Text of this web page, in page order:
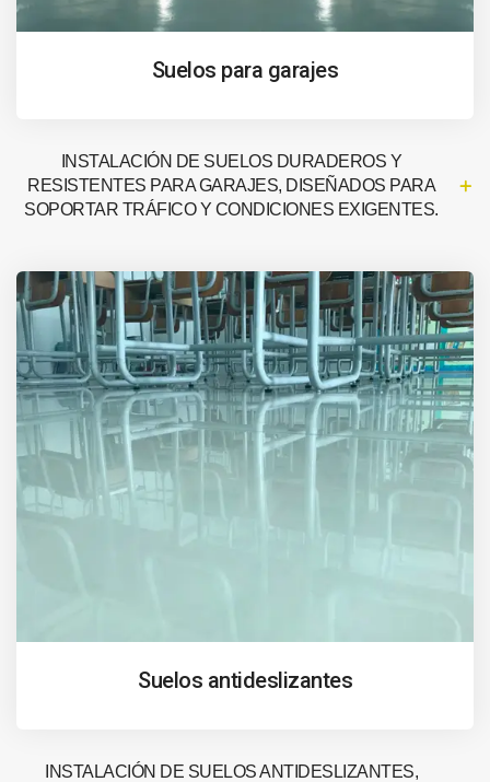
Suelos para garajes
INSTALACIÓN DE SUELOS DURADEROS Y
RESISTENTES PARA GARAJES, DISEÑADOS PARA
SOPORTAR TRÁFICO Y CONDICIONES EXIGENTES.
Suelos antideslizantes
INSTALACIÓN DE SUELOS ANTIDESLIZANTES,